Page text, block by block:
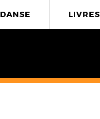
DANSE LIVRES